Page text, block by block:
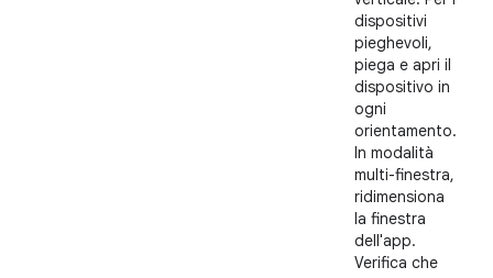
dispositivi
pieghevoli,
piega e apri il
dispositivo in
ogni
orientamento.
In modalità
multi-finestra,
ridimensiona
la finestra
dell'app.
Verifica che